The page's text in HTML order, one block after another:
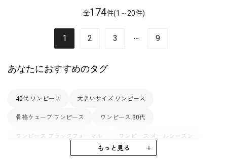
全174件(1～20件)
1 2 3 9
あなたにおすすめのタグ
40代 ワンピース 大きいサイズ ワンピース
骨格ウェーブ ワンピース ワンピース 30代
ワンピース ブラックフォーマル ワンピース オールシーズン
ゆったり ワンピース 結婚式 ワンピース
もっと見る